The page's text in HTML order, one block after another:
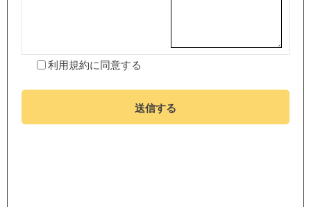
利用規約に同意する
送信する